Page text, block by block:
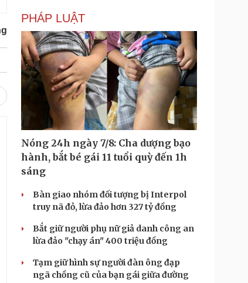
PHÁP LUẬT
Nóng 24h ngày 7/8: Cha dượng bạo
hành, bắt bé gái 11 tuổi quỳ đến 1h
sáng
Bàn giao nhóm đối tượng bị Interpol
truy nã đỏ, lừa đảo hơn 327 tỷ đồng
Bắt giữ người phụ nữ giả danh công an
lừa đảo "chạy án" 400 triệu đồng
Tạm giữ hình sự người đàn ông đạp
ngã chồng cũ của bạn gái giữa đường